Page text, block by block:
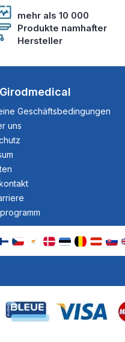
mehr als 10 000
Produkte namhafter
Hersteller
Geschäftsbedingungen
uns